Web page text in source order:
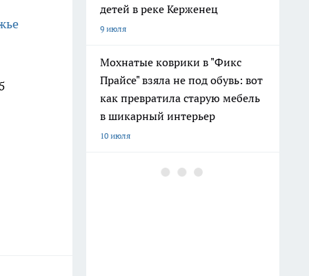
детей в реке Керженец
9 июля
Мохнатые коврики в "Фикс
Прайсе" взяла не под обувь: вот
как превратила старую мебель
в шикарный интерьер
10 июля
После 60 гоните друзей в шею: